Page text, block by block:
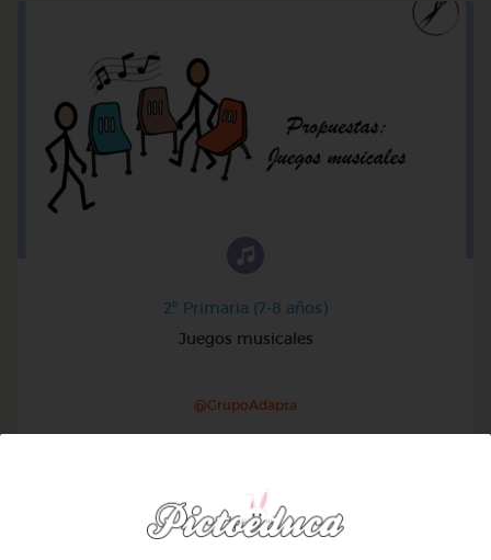
2º Primaria (7-8 años)
Juegos musicales
@GrupoAdapta